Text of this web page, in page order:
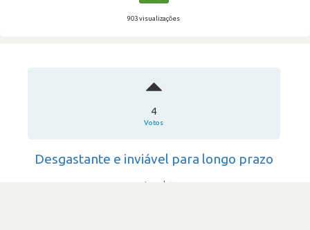
903 visualizações
4
Votos
Desgastante e inviável para longo prazo
Load